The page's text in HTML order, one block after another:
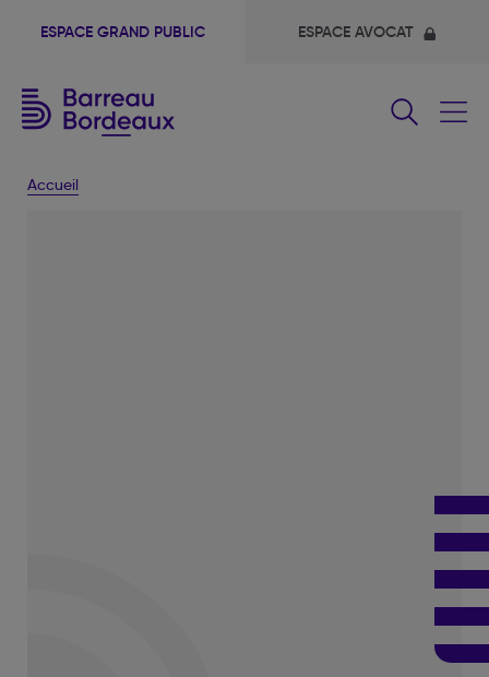
ESPACE GRAND PUBLIC ESPACE AVOCAT
Accueil